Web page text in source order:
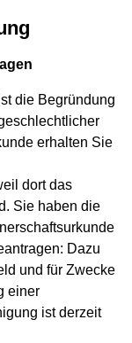
die Begründung
erhalten Sie
dort das
Sie haben die
Dazu
und für Zwecke
einer
ist derzeit